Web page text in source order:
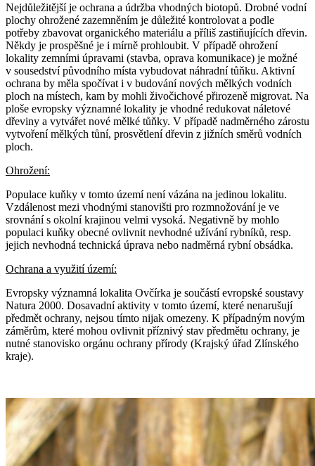
Nejdůležitější je ochrana a údržba vhodných biotopů. Drobné vodní
plochy ohrožené zazemněním je důležité kontrolovat a podle
potřeby zbavovat organického materiálu a příliš zastiňujících dřevin.
Někdy je prospěšné je i mírně prohloubit. V případě ohrožení
lokality zemními úpravami (stavba, oprava komunikace) je možné
v sousedství původního místa vybudovat náhradní tůňku. Aktivní
ochrana by měla spočívat i v budování nových mělkých vodních
ploch na místech, kam by mohli živočichové přirozeně migrovat. Na
ploše evropsky významné lokality je vhodné redukovat náletové
dřeviny a vytvářet nové mělké tůňky. V případě nadměrného zárostu
vytvoření mělkých tůní, prosvětlení dřevin z jižních směrů vodních
ploch.
Ohrožení:
Populace kuňky v tomto území není vázána na jedinou lokalitu.
Vzdálenost mezi vhodnými stanovišti pro rozmnožování je ve
srovnání s okolní krajinou velmi vysoká. Negativně by mohlo
populaci kuňky obecné ovlivnit nevhodné užívání rybníků, resp.
jejich nevhodná technická úprava nebo nadměrná rybní obsádka.
Ochrana a využití území:
Evropsky významná lokalita Ovčírka je součástí evropské soustavy
Natura 2000. Dosavadní aktivity v tomto území, které nenarušují
předmět ochrany, nejsou tímto nijak omezeny. K případným novým
záměrům, které mohou ovlivnit příznivý stav předmětu ochrany, je
nutné stanovisko orgánu ochrany přírody (Krajský úřad Zlínského
kraje).